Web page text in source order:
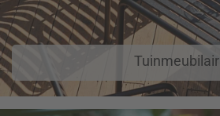
Tuinmeubilair